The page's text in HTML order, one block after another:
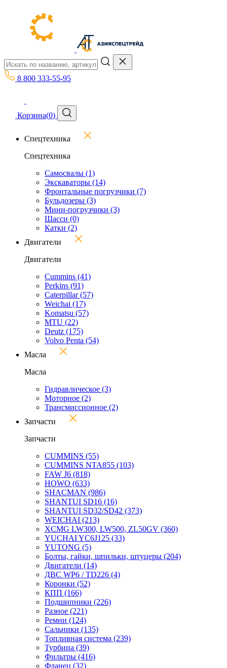
8 800 333-55-95
Корзина(0)
Спецтехника
Спецтехника
Самосвалы (1)
Экскаваторы (14)
Фронтальные погрузчики (7)
Бульдозеры (3)
Мини-погрузчики (3)
Шасси (0)
Катки (2)
Двигатели
Двигатели
Cummins (41)
Perkins (91)
Caterpillar(57)
Weichai (17)
Komatsu (57)
MTU (22)
Deutz (175)
Volvo Penta (54)
Масла
Масла
Гидравлическое (3)
Моторное (2)
Трансмиссионное (2)
Запчасти
Запчасти
CUMMINS (55)
CUMMINS NTA855 (103)
FAW J6 (818)
HOWO (633)
SHACMAN (986)
SHANTUI SD16 (16)
SHANTUI SD32/SD42 (373)
WEICHAI (213)
XCMG LW300, LW500, ZL50GV (360)
YUCHAI YC6J125 (33)
YUTONG (5)
Болты, гайки, шпильки, штуцеры (204)
Двигатели (14)
ДВС WP6 / TD226 (4)
Коронки (52)
КПП (166)
Подшипники (226)
Разное (221)
Ремни (124)
Сальники (135)
Топливная система (239)
Турбина (39)
Фильтры (416)
Фланец (32)